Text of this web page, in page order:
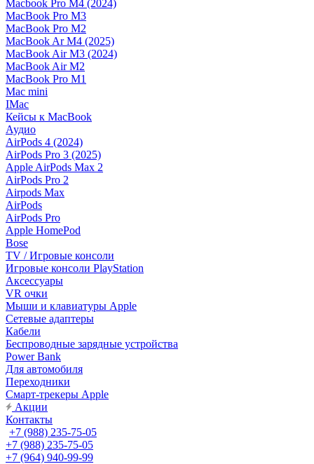
Macbook Pro M4 (2024)
MacBook Pro M3
MacBook Pro M2
MacBook Ar M4 (2025)
MacBook Air M3 (2024)
MacBook Air M2
MacBook Pro M1
Mac mini
IMac
Кейсы к MacBook
Аудио
AirPods 4 (2024)
AirPods Pro 3 (2025)
Apple AirPods Max 2
AirPods Pro 2
Airpods Max
AirPods
AirPods Pro
Apple HomePod
Bose
TV / Игровые консоли
Игровые консоли PlayStation
Аксессуары
VR очки
Мыши и клавиатуры Apple
Сетевые адаптеры
Кабели
Беспроводные зарядные устройства
Power Bank
Для автомобиля
Переходники
Смарт-трекеры Apple
Акции
Контакты
+7 (988) 235-75-05
+7 (988) 235-75-05
+7 (964) 940-99-99